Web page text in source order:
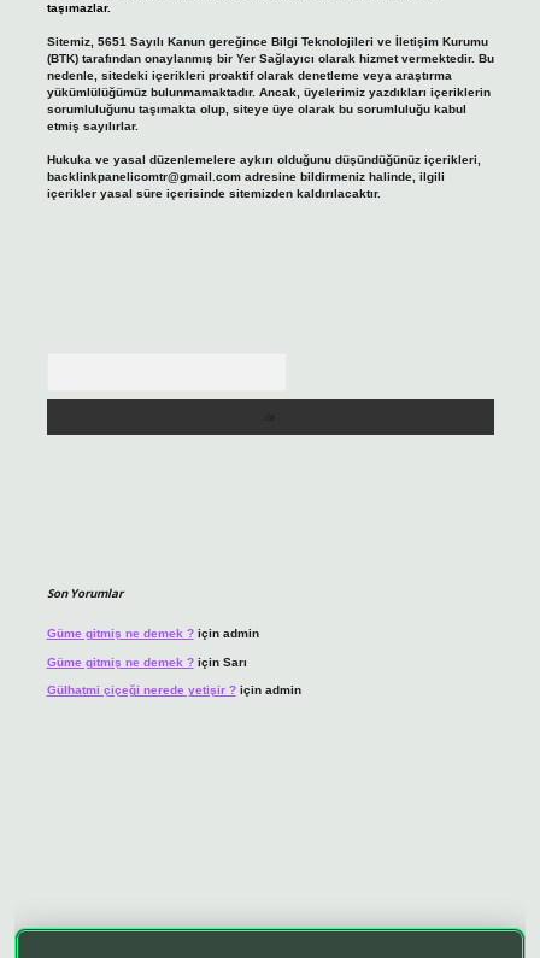
taşımazlar.
Sitemiz, 5651 Sayılı Kanun gereğince Bilgi Teknolojileri ve İletişim Kurumu
(BTK) tarafından onaylanmış bir Yer Sağlayıcı olarak hizmet vermektedir. Bu
nedenle, sitedeki içerikleri proaktif olarak denetleme veya araştırma
yükümlülüğümüz bulunmamaktadır. Ancak, üyelerimiz yazdıkları içeriklerin
sorumluluğunu taşımakta olup, siteye üye olarak bu sorumluluğu kabul
etmiş sayılırlar.
Hukuka ve yasal düzenlemelere aykırı olduğunu düşündüğünüz içerikleri,
backlinkpanelicomtr@gmail.comadresine bildirmeniz halinde, ilgili
içerikler yasal süre içerisinde sitemizden kaldırılacaktır.
Son Yorumlar
Güme gitmiş ne demek ?için admin
Güme gitmiş ne demek ?için Sarı
Gülhatmi çiçeği nerede yetişir ?için admin